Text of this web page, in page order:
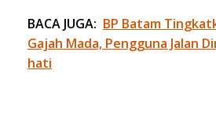
BACA JUGA: BP Batam
Gajah Mada, Pengguna Jalan
hati